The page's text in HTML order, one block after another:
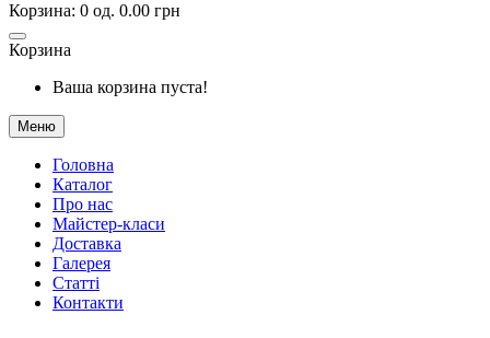
Корзина: 0 од. 0.00 грн
Корзина
Ваша корзина пуста!
Меню
Головна
Каталог
Про нас
Майстер-класи
Доставка
Галерея
Статтi
Контакти